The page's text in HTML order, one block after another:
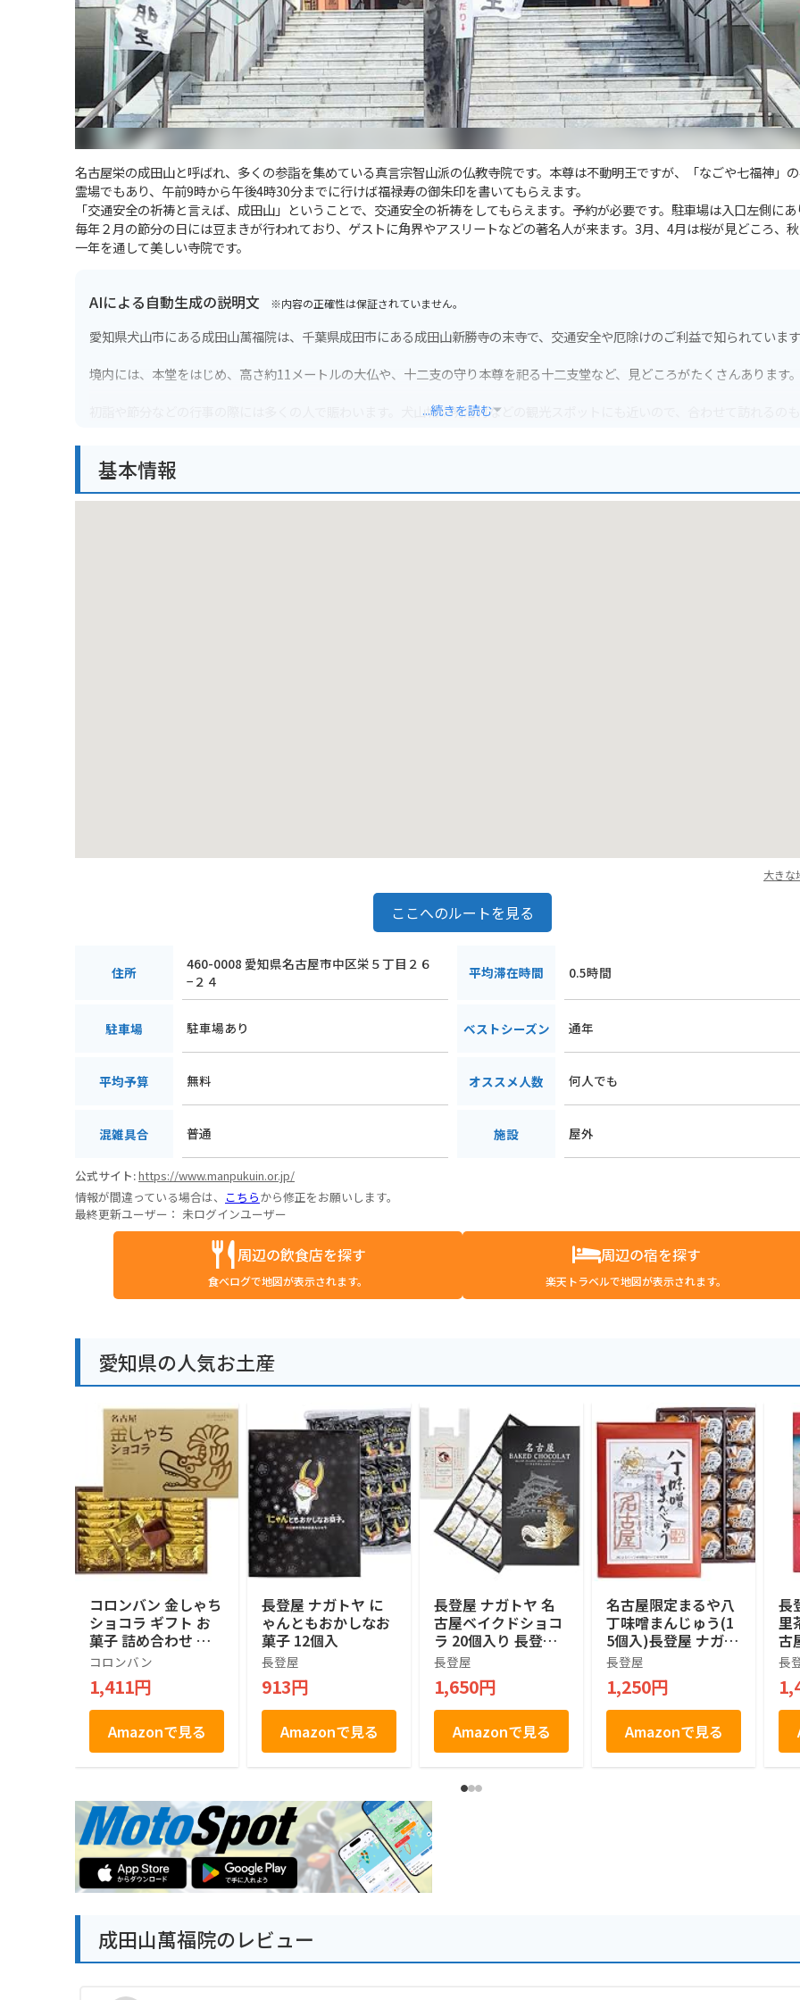
名古屋栄の成田山と呼ばれ、多くの参詣を集めている真言宗智山派の仏教寺院です。本尊は不動明王ですが、「なごや七福神」
霊場でもあり、午前9時から午後4時30分までに行けば福禄寿の御朱印を書いてもらえます。
「交通安全の祈祷と言えば、成田山」ということで、交通安全の祈祷をしてもらえます。予約が必要です。駐車場は入口左側にあ
毎年２月の節分の日には豆まきが行われており、ゲストに角界やアスリートなどの著名人が来ます。3月、4月は桜が見どころ、
一年を通して美しい寺院です。
AIによる自動生成の説明文 ※内容の正確性は保証されていません。
愛知県犬山市にある成田山萬福院は、千葉県成田市にある成田山新勝寺の末寺で、交通安全や厄除けのご利益で知られています
境内には、本堂をはじめ、高さ約11メートルの大仏や、十二支の守り本尊を祀る十二支堂など、見どころがたくさんあります。
初詣や節分などの行事の際には多くの人で賑わいます。犬山城や明治村などの観光スポットにも近いので、合わせて訪れるのも
バイクで行く場合は、境内にある無料駐車場を利用できます。周辺には、飲食店やお土産屋もあるので、ツーリングの休憩にも
...続きを読む
基本情報
大きな
ここへのルートを見る
住所
460-0008 愛知県名古屋市中区栄５丁目２６
−２４
平均滞在時間 0.5時間
駐車場 駐車場あり ベストシーズン 通年
平均予算 無料 オススメ人数 何人でも
混雑具合 普通 施設 屋外
公式サイト:https://www.manpukuin.or.jp/
情報が間違っている場合は、 こちらから修正をお願いします。
最終更新ユーザー： 未ログインユーザー
周辺の飲食店を探す
食べログで地図が表示されます。
周辺の宿を探す
楽天トラベルで地図が表示されます。
愛知県の人気お土産
コロンバン 金しゃち
ショコラ ギフト お
菓子 詰め合わせ 個
包装 土産 お菓子 ス
イーツ 銘店 ラング
ドシャ 21枚入り
コロンバン
1,411円
Amazonで見る
長登屋 ナガトヤ に
ゃんともおかしなお
菓子 12個入
長登屋
913円
Amazonで見る
長登屋 ナガトヤ 名
古屋ベイクドショコ
ラ 20個入り 長登屋
オリジナル土産袋付
個包装 焼きショコラ
名古屋土産 焼菓子
お菓子 手土産 お茶
菓子
長登屋
1,650円
Amazonで見る
名古屋限定まるや八
丁味噌まんじゅう(1
5個入)長登屋 ナガト
ヤ 名古屋土産
長登屋
1,250円
Amazonで見る
長
里
古
つ
お
食
取
長
成田山萬福院のレビュー